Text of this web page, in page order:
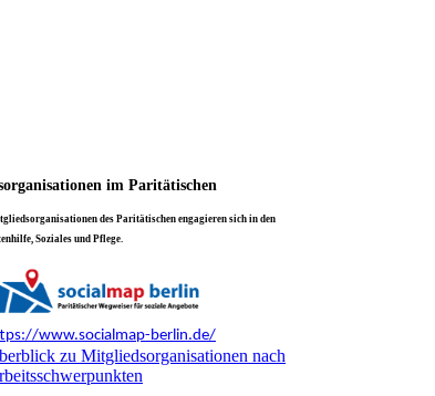
im Paritätischen
des Paritätischen engagieren sich in den
Soziales und Pflege.
www.socialmap-berlin.de/
zu Mitgliedsorganisationen nach